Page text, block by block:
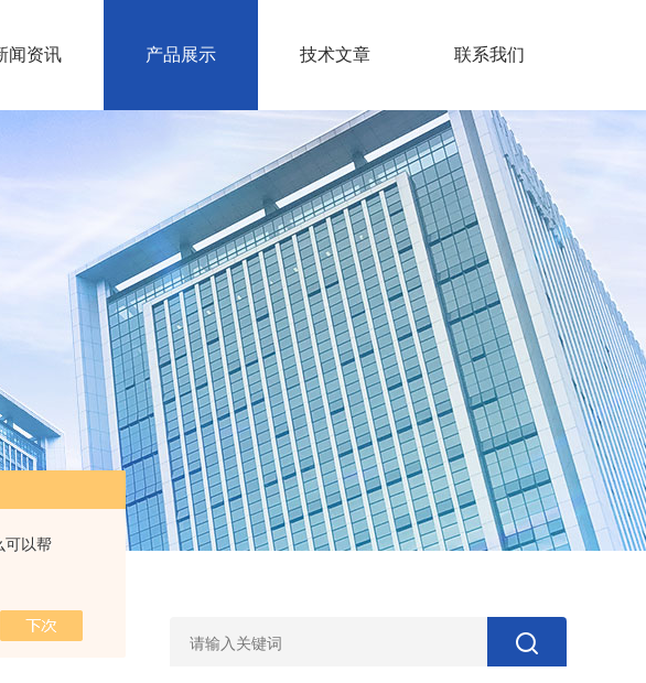
可以帮
闻资讯 产品展示 技术文章 联系我们
合